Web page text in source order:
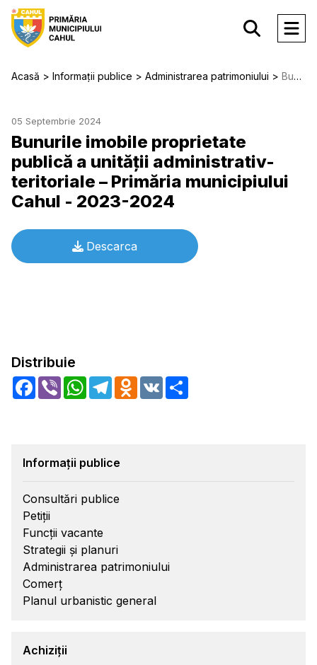
Acasă Informații publice Administrarea patrimoniului Bunurile imobile proprietate publică a unității administrativ-teritoriale – Primăria municipiului Cahul - 2023-2024
05 Septembrie 2024
Bunurile imobile proprietate
publică a unității administrativ-
teritoriale – Primăria municipiului
Cahul - 2023-2024
Descarca
Distribuie
Facebook
Viber WhatsApp
TelegramOdnoklassniki
VK
Informații publice
Consultări publice
Petiții
Funcții vacante
Strategii și planuri
Administrarea patrimoniului
Comerț
Planul urbanistic general
Achiziții